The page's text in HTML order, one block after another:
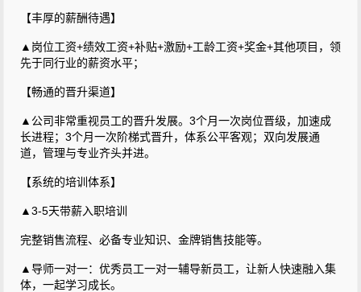
【丰厚的薪酬待遇】
▲岗位工资+绩效工资+补贴+激励+工龄工资+奖金+其他项目，领
先于同行业的薪资水平；
【畅通的晋升渠道】
▲公司非常重视员工的晋升发展。3个月一次岗位晋级，加速成
长进程；3个月一次阶梯式晋升，体系公平客观；双向发展通
道，管理与专业齐头并进。
【系统的培训体系】
▲3-5天带薪入职培训
完整销售流程、必备专业知识、金牌销售技能等。
▲导师一对一：优秀员工一对一辅导新员工，让新人快速融入集
体，一起学习成长。